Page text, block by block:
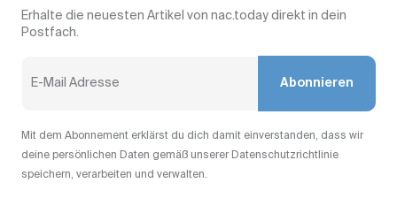
Erhalte die neuesten Artikel von nac.today direkt in dein
Postfach.
Abonnieren
Mit dem Abonnement erklärst du dich damit einverstanden, dass wir
deine persönlichen Daten gemäß unserer Datenschutzrichtlinie
speichern, verarbeiten und verwalten.